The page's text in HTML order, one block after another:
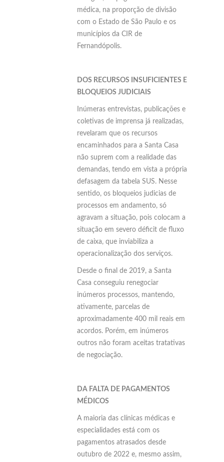
médica, na proporção de divisão
com o Estado de São Paulo e os
municípios da CIR de
Fernandópolis.
DOS RECURSOS INSUFICIENTES E
BLOQUEIOS JUDICIAIS
Inúmeras entrevistas, publicações e
coletivas de imprensa já realizadas,
revelaram que os recursos
encaminhados para a Santa Casa
não suprem com a realidade das
demandas, tendo em vista a própria
defasagem da tabela SUS. Nesse
sentido, os bloqueios judicias de
processos em andamento, só
agravam a situação, pois colocam a
situação em severo déficit de fluxo
de caixa, que inviabiliza a
operacionalização dos serviços.
Desde o final de 2019, a Santa
Casa conseguiu renegociar
inúmeros processos, mantendo,
ativamente, parcelas de
aproximadamente 400 mil reais em
acordos. Porém, em inúmeros
outros não foram aceitas tratativas
de negociação.
DA FALTA DE PAGAMENTOS
MÉDICOS
A maioria das clínicas médicas e
especialidades está com os
pagamentos atrasados desde
outubro de 2022 e, mesmo assim,